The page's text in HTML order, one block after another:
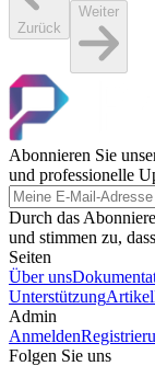
Zurück
Weiter
Abonnieren Sie
und professionelle
Durch das
und stimmen zu,
Seiten
Über uns
UnterstützungArtikel
Admin
Anmelden
Folgen Sie uns